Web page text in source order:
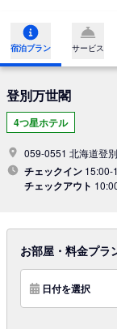
宿泊プラン サービス
登別万世閣
4つ星ホテル
059-0551 北海道登
チェックイン 15:00-
チェックアウト
お部屋・料金プラ
日付を選択